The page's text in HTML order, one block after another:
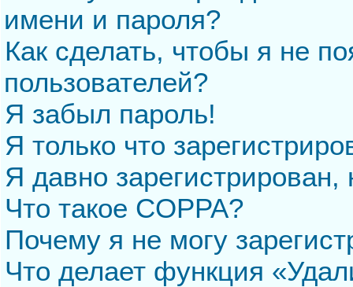
имени и пароля?
Как сделать, чтобы я не
пользователей?
Я забыл пароль!
Я только что
Я давно
Что такое COPPA?
Почему я не могу
Что делает функция